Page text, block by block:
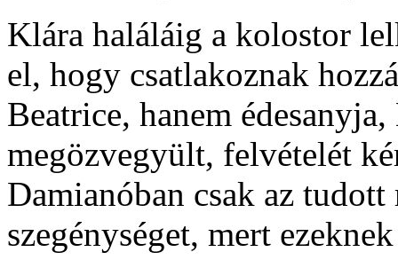
Klára haláláig a kolostor
el, hogy csatlakoznak
Beatrice, hanem
megözvegyült, felvételét
Damianóban csak az
szegénységet, mert